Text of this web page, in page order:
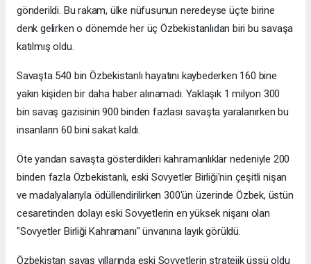
gönderildi. Bu rakam, ülke nüfusunun neredeyse üçte birine
denk gelirken o dönemde her üç Özbekistanlıdan biri bu savaşa
katılmış oldu.
Savaşta 540 bin Özbekistanlı hayatını kaybederken 160 bine
yakın kişiden bir daha haber alınamadı. Yaklaşık 1 milyon 300
bin savaş gazisinin 900 binden fazlası savaşta yaralanırken bu
insanların 60 bini sakat kaldı.
Öte yandan savaşta gösterdikleri kahramanlıklar nedeniyle 200
binden fazla Özbekistanlı, eski Sovyetler Birliği'nin çeşitli nişan
ve madalyalarıyla ödüllendirilirken 300'ün üzerinde Özbek, üstün
cesaretinden dolayı eski Sovyetlerin en yüksek nişanı olan
"Sovyetler Birliği Kahramanı" ünvanına layık görüldü.
Özbekistan savaş yıllarında eski Sovyetlerin stratejik üssü oldu